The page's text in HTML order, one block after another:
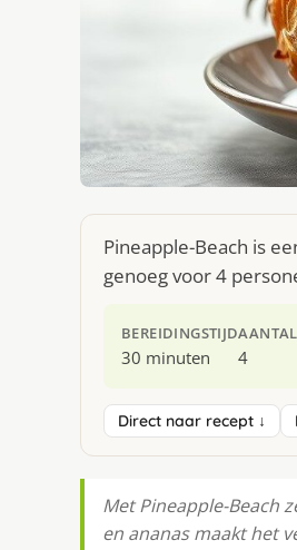
Pineapple-Beach is
genoeg voor 4
BEREIDINGSTIJD
30 minuten 4
Direct naar recept ↓
Met Pineapple-Beach
en ananas maakt het